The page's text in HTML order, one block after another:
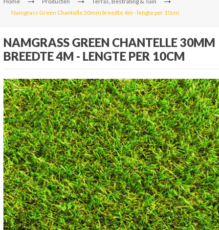
Namgrass Green Chantelle 30mm breedte 4m - lengte per 10cm
NAMGRASS GREEN CHANTELLE 30MM
BREEDTE 4M - LENGTE PER 10CM